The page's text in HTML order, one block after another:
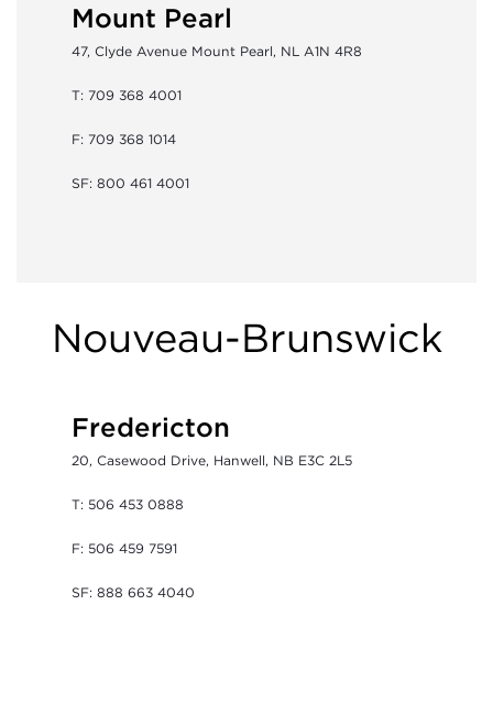
Mount Pearl
47, Clyde Avenue Mount Pearl, NL A1N 4R8
T: 709 368 4001
F: 709 368 1014
SF: 800 461 4001
Nouveau-Brunswick
Fredericton
20, Casewood Drive, Hanwell, NB E3C 2L5
T: 506 453 0888
F: 506 459 7591
SF: 888 663 4040